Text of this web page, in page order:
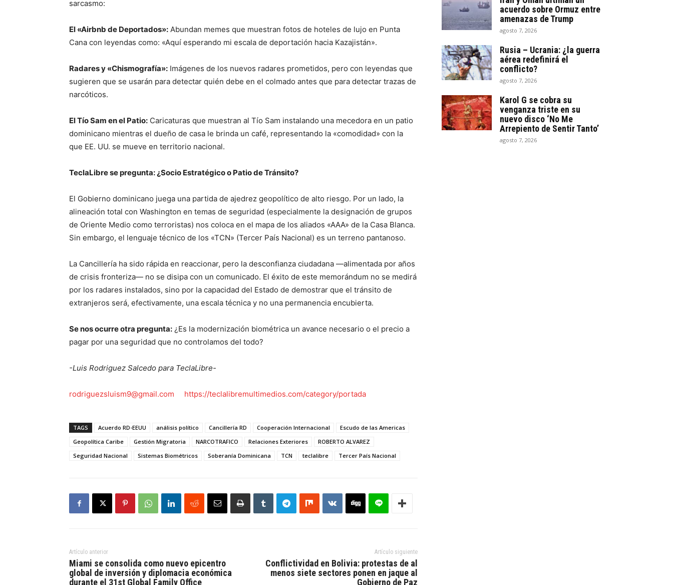
sarcasmo:
El «Airbnb de Deportados»: Abundan memes que muestran fotos de hoteles de lujo en Punta
Cana con leyendas como: «Aquí esperando mi escala de deportación hacia Kazajistán».
Radares y «Chismografía»: Imágenes de los nuevos radares prometidos, pero con leyendas que
sugieren que se usarán para detectar quién debe en el colmado antes que para detectar trazas de
narcóticos.
El Tío Sam en el Patio: Caricaturas que muestran al Tío Sam instalando una mecedora en un patio
dominicano mientras el dueño de casa le brinda un café, representando la «comodidad» con la
que EE. UU. se mueve en territorio nacional.
TeclaLibre se pregunta: ¿Socio Estratégico o Patio de Tránsito?
El Gobierno dominicano juega una partida de ajedrez geopolítico de alto riesgo. Por un lado, la
alineación total con Washington en temas de seguridad (especialmente la designación de grupos
de Oriente Medio como terroristas) nos coloca en el mapa de los aliados «AAA» de la Casa Blanca.
Sin embargo, el lenguaje técnico de los «TCN» (Tercer País Nacional) es un terreno pantanoso.
La Cancillería ha sido rápida en reaccionar, pero la desconfianza ciudadana —alimentada por años
de crisis fronteriza— no se disipa con un comunicado. El éxito de este memorándum no se medirá
por los radares instalados, sino por la capacidad del Estado de demostrar que el tránsito de
extranjeros será, efectivamente, una escala técnica y no una permanencia encubierta.
Se nos ocurre otra pregunta: ¿Es la modernización biométrica un avance necesario o el precio a
pagar por una seguridad que no controlamos del todo?
-Luis Rodriguez Salcedo para TeclaLibre-
rodriguezsluism9@gmail.com https://teclalibremultimedios.com/category/portada
TAGS Acuerdo RD-EEUU análisis político Cancillería RD Cooperación Internacional
Escudo de las Americas
Geopolítica Caribe
Gestión Migratoria NARCOTRAFICO Relaciones Exteriores
ROBERTO ALVAREZ
Seguridad Nacional
Sistemas Biométricos Soberanía Dominicana TCN teclalibre Tercer País Nacional
Artículo anterior
Miami se consolida como nuevo epicentro
global de inversión y diplomacia económica
durante el 31st Global Family Office
Artículo siguiente
Conflictividad en Bolivia: protestas de al
menos siete sectores ponen en jaque al
Gobierno de Paz
acuerdo sobre Ormuz entre
amenazas de Trump
agosto 7, 2026
Rusia – Ucrania: ¿la guerra
aérea redefinirá el
conflicto?
agosto 7, 2026
Karol G se cobra su
venganza triste en su
nuevo disco ‘No Me
Arrepiento de Sentir Tanto’
agosto 7, 2026